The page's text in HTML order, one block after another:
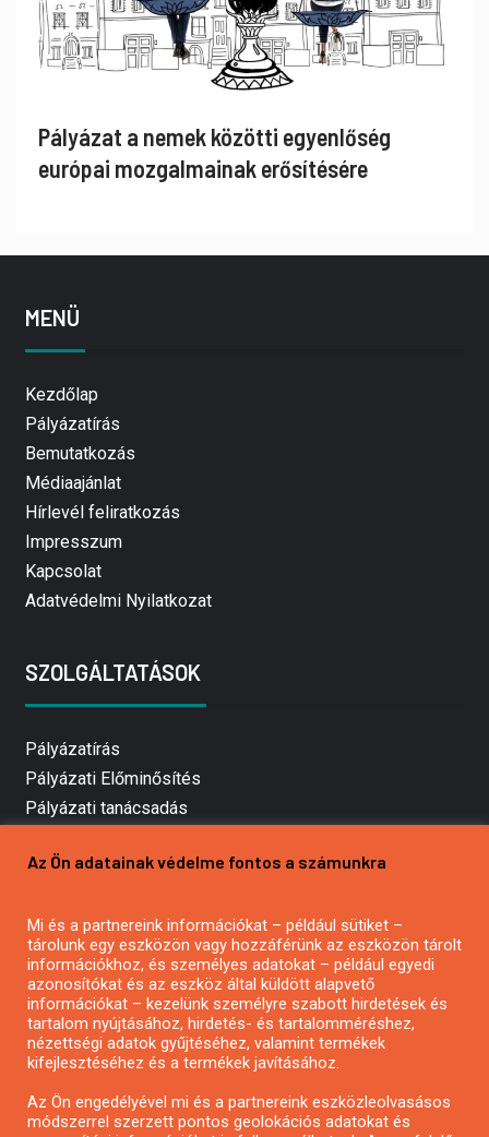
Pályázat a nemek közötti egyenlőség
európai mozgalmainak erősítésére
MENÜ
Kezdőlap
Pályázatírás
Bemutatkozás
Médiaajánlat
Hírlevél feliratkozás
Impresszum
Kapcsolat
Adatvédelmi Nyilatkozat
SZOLGÁLTATÁSOK
Pályázatírás
Pályázati Előminősítés
Pályázati tanácsadás
Mezőgazdasági pályázatírás
Pályázatírás civil szervezeteknek
Pályázatírás önkormányzatoknak
Pályázatfigyelés
Specifikus pályázatfigyelés vagy hírlevél
Az Ön adatainak védelme fontos a számunkra
Mi és a partnereink információkat – például sütiket –
tárolunk egy eszközön vagy hozzáférünk az eszközön tárolt
információkhoz, és személyes adatokat – például egyedi
azonosítókat és az eszköz által küldött alapvető
információkat – kezelünk személyre szabott hirdetések és
tartalom nyújtásához, hirdetés- és tartalomméréshez,
nézettségi adatok gyűjtéséhez, valamint termékek
kifejlesztéséhez és a termékek javításához.
Az Ön engedélyével mi és a partnereink eszközleolvasásos
módszerrel szerzett pontos geolokációs adatokat és